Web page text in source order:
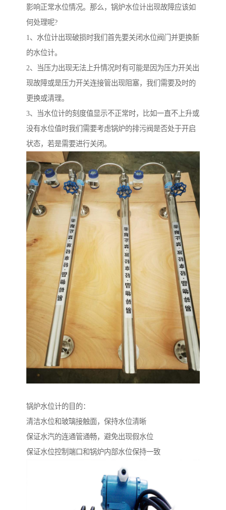
影响正常水位情况。那么，锅炉水位计出现故障应该如
何处理呢?
1、水位计出现破损时我们首先要关闭水位阀门并更换新
的水位计。
2、当压力出现无法上升情况时有可能是因为压力开关出
现故障或是压力开关连接管出现阻塞，我们需要及时的
更换或清理。
3、当水位计的刻度值显示不正常时，比如一直不上升或
没有水位值时我们需要考虑锅炉的排污阀是否处于开启
状态，若是需要进行关闭。
锅炉水位计的目的：
清洁水位和玻璃接触面，保持水位清晰
保证水汽的连通管通畅，避免出现假水位
保证水位控制端口和锅炉内部水位保持一致